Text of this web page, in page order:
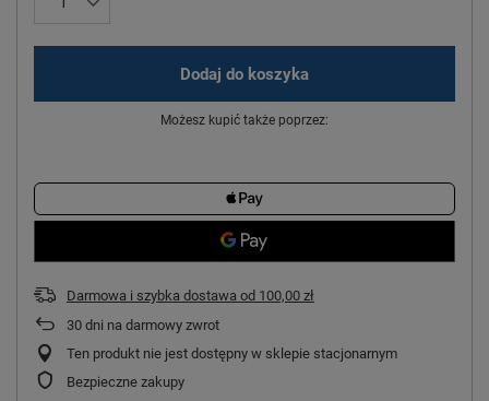
Dodaj do koszyka
Możesz kupić także poprzez:
Darmowa i szybka dostawa od 100,00 zł
30 dni na darmowy zwrot
Ten produkt nie jest dostępny w sklepie stacjonarnym
Bezpieczne zakupy